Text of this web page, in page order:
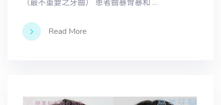
（最不重要之牙齒） 患者齒暴骨暴和 …
Read More